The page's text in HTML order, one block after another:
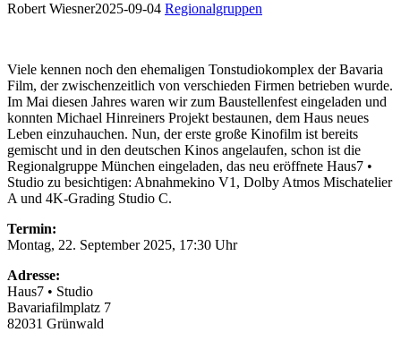
Robert Wiesner2025-09-04 Regionalgruppen
Viele kennen noch den ehemaligen Tonstudiokomplex der Bavaria
Film, der zwischenzeitlich von verschieden Firmen betrieben wurde.
Im Mai diesen Jahres waren wir zum Baustellenfest eingeladen und
konnten Michael Hinreiners Projekt bestaunen, dem Haus neues
Leben einzuhauchen. Nun, der erste große Kinofilm ist bereits
gemischt und in den deutschen Kinos angelaufen, schon ist die
Regionalgruppe München eingeladen, das neu eröffnete Haus7 •
Studio zu besichtigen: Abnahmekino V1, Dolby Atmos Mischatelier
A und 4K-Grading Studio C.
Termin:
Montag, 22. September 2025, 17:30 Uhr
Adresse:
Haus7 • Studio
Bavariafilmplatz 7
82031 Grünwald